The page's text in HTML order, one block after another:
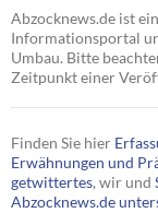
Abzocknews.de ist
Informationsportal
Umbau. Bitte
Zeitpunkt einer
Finden Sie hier
Erwähnungen und
getwittertes, wir und
Abzocknews.de